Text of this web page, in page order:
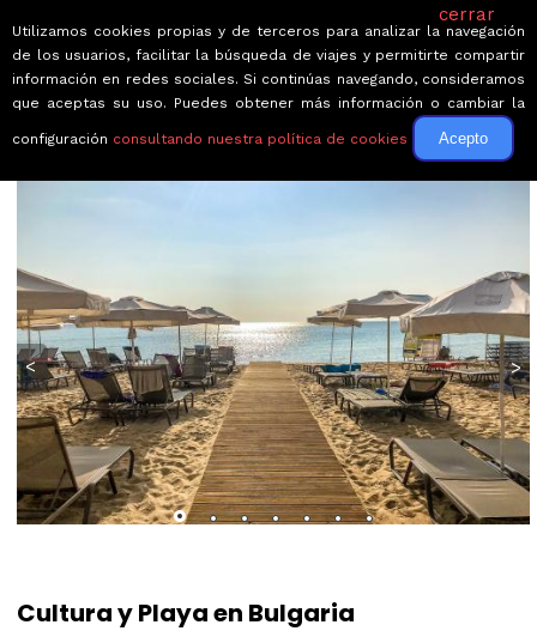
← Volver a Circuitos por Bulgaria
< >
Cultura y Playa en Bulgaria
cerrar
Utilizamos cookies propias y de terceros para analizar la navegación
de los usuarios, facilitar la búsqueda de viajes y permitirte compartir
información en redes sociales. Si continúas navegando, consideramos
que aceptas su uso. Puedes obtener más información o cambiar la
configuración consultando nuestra política de cookies Acepto